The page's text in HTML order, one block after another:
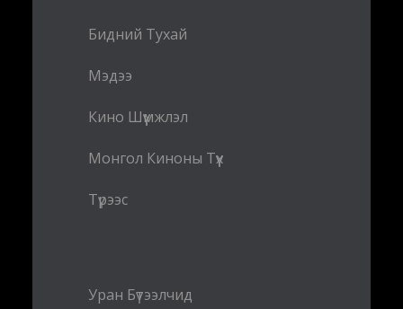
Бидний Тухай
Мэдээ
Кино Шүүмжлэл
Монгол Киноны Түүх
Түрээс
Уран Бүтээлчид